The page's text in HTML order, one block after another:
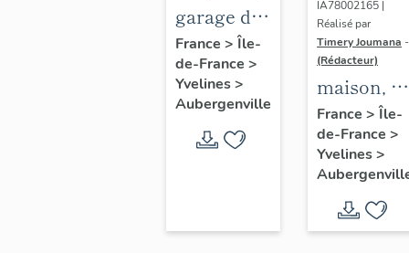
garage de
réparation
automobile
Saint-
Christophe
France > Île-
de-France >
Yvelines>
Aubergenville
IA78002165 |
Réalisé par
Timery Joumana -
(Rédacteur)
maison, 1
avenue
Albert 1er
France > Île-
de-France >
Yvelines>